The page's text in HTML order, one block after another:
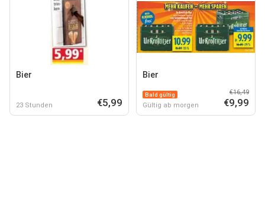
Bier
23 Stunden €5,99
Bier
Bald gültig
Gültig ab morgen
€16,49
€9,99